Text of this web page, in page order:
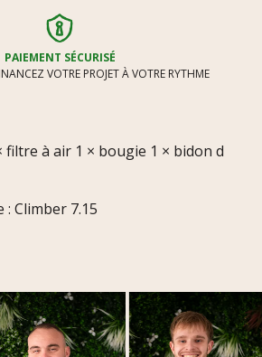
PAIEMENT SÉCURISÉ
VOTRE PROJET À VOTRE RYTHME
filtre à air 1 × bougie 1 × bidon d
Climber 7.15